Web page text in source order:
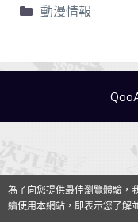
動漫情報
為了向您提供最佳瀏覽體驗，
續使用本網站，即表示您了解